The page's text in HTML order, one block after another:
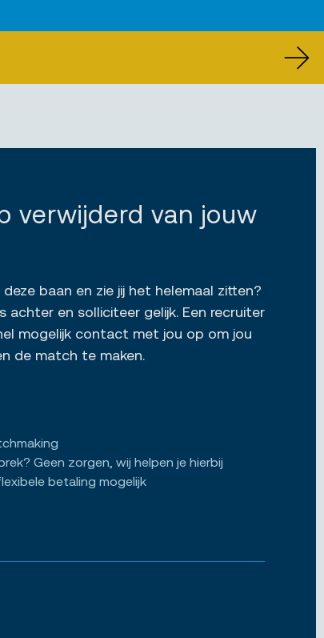
verwijderd van jouw
baan en zie jij het helemaal zitten?
achter en solliciteer gelijk. Een recruiter
mogelijk contact met jou op om jou
de match te maken.
Geen zorgen, wij helpen je hierbij
betaling mogelijk